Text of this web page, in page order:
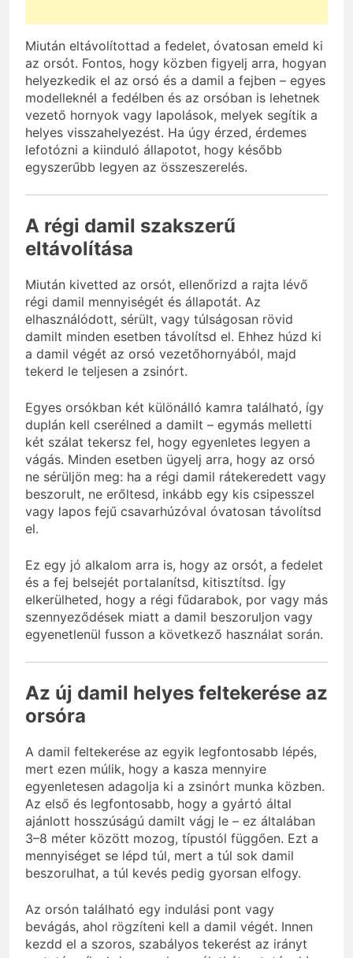
Miután eltávolítottad a fedelet, óvatosan emeld ki
az orsót. Fontos, hogy közben figyelj arra, hogyan
helyezkedik el az orsó és a damil a fejben – egyes
modelleknél a fedélben és az orsóban is lehetnek
vezető hornyok vagy lapolások, melyek segítik a
helyes visszahelyezést. Ha úgy érzed, érdemes
lefotózni a kiinduló állapotot, hogy később
egyszerűbb legyen az összeszerelés.
A régi damil szakszerű
eltávolítása
Miután kivetted az orsót, ellenőrizd a rajta lévő
régi damil mennyiségét és állapotát. Az
elhasználódott, sérült, vagy túlságosan rövid
damilt minden esetben távolítsd el. Ehhez húzd ki
a damil végét az orsó vezetőhornyából, majd
tekerd le teljesen a zsinórt.
Egyes orsókban két különálló kamra található, így
duplán kell cserélned a damilt – egymás melletti
két szálat tekersz fel, hogy egyenletes legyen a
vágás. Minden esetben ügyelj arra, hogy az orsó
ne sérüljön meg: ha a régi damil rátekeredett vagy
beszorult, ne erőltesd, inkább egy kis csipesszel
vagy lapos fejű csavarhúzóval óvatosan távolítsd
el.
Ez egy jó alkalom arra is, hogy az orsót, a fedelet
és a fej belsejét portalanítsd, kitisztítsd. Így
elkerülheted, hogy a régi fűdarabok, por vagy más
szennyeződések miatt a damil beszoruljon vagy
egyenetlenül fusson a következő használat során.
Az új damil helyes feltekerése az
orsóra
A damil feltekerése az egyik legfontosabb lépés,
mert ezen múlik, hogy a kasza mennyire
egyenletesen adagolja ki a zsinórt munka közben.
Az első és legfontosabb, hogy a gyártó által
ajánlott hosszúságú damilt vágj le – ez általában
3–8 méter között mozog, típustól függően. Ezt a
mennyiséget se lépd túl, mert a túl sok damil
beszorulhat, a túl kevés pedig gyorsan elfogy.
Az orsón található egy indulási pont vagy
bevágás, ahol rögzíteni kell a damil végét. Innen
kezdd el a szoros, szabályos tekerést az irányt